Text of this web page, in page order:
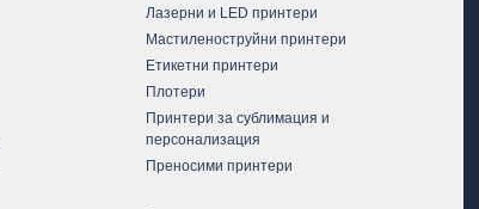
Лазерни и LED принтери
Мастиленоструйни принтери
Етикетни принтери
Плотери
Принтери за сублимация и
персонализация
Преносими принтери